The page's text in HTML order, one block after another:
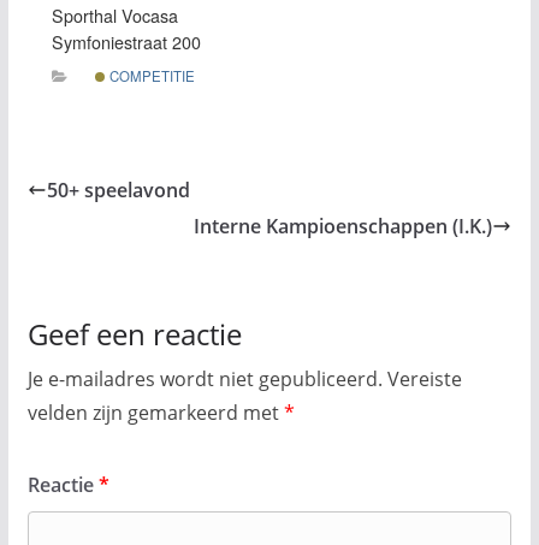
Sporthal Vocasa
Symfoniestraat 200
COMPETITIE
50+ speelavond
Interne Kampioenschappen (I.K.)
Geef een reactie
Je e-mailadres wordt niet gepubliceerd. Vereiste
velden zijn gemarkeerd met*
Reactie*